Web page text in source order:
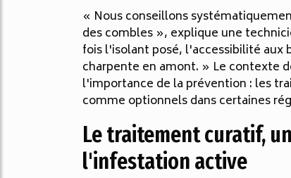
« Nous conseillons
des combles », explique une
fois l'isolant posé, l'accessibilité aux
charpente en amont. » Le contexte
l'importance de la prévention : les
comme optionnels dans certaines
Le traitement curatif,
l'infestation active